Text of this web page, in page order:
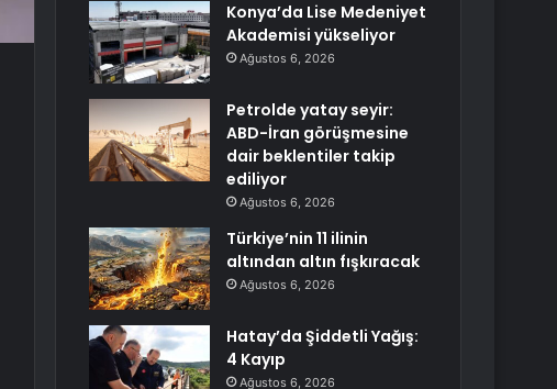
Konya’da Lise Medeniyet
Akademisi yükseliyor
Ağustos 6, 2026
Petrolde yatay seyir:
ABD-İran görüşmesine
dair beklentiler takip
ediliyor
Ağustos 6, 2026
Türkiye’nin 11 ilinin
altından altın fışkıracak
Ağustos 6, 2026
Hatay’da Şiddetli Yağış:
4 Kayıp
Ağustos 6, 2026